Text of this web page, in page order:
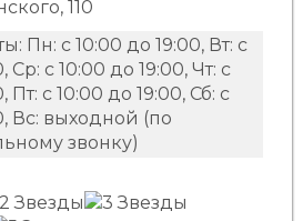
110
Пн: с 10:00 до 19:00, Вт: с
Ср: с 10:00 до 19:00, Чт: с
Пт: с 10:00 до 19:00, Сб: с
Вс: выходной (по
звонку)